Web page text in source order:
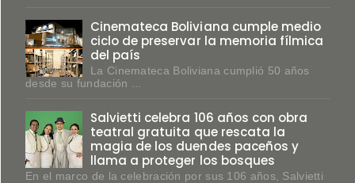
Cinemateca Boliviana cumple medio
ciclo de preservar la memoria fílmica
del país
La Cinemateca Boliviana cumplió 50 años
desde su fundación ...
Salvietti celebra 106 años con obra
teatral gratuita que rescata la
magia de los duendes paceños y
llama a proteger los bosques
En el marco de la celebración por sus 106 años, Salvietti